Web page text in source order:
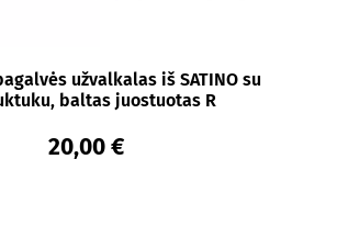
užvalkalas iš SATINO su
baltas juostuotas R
20,00 €